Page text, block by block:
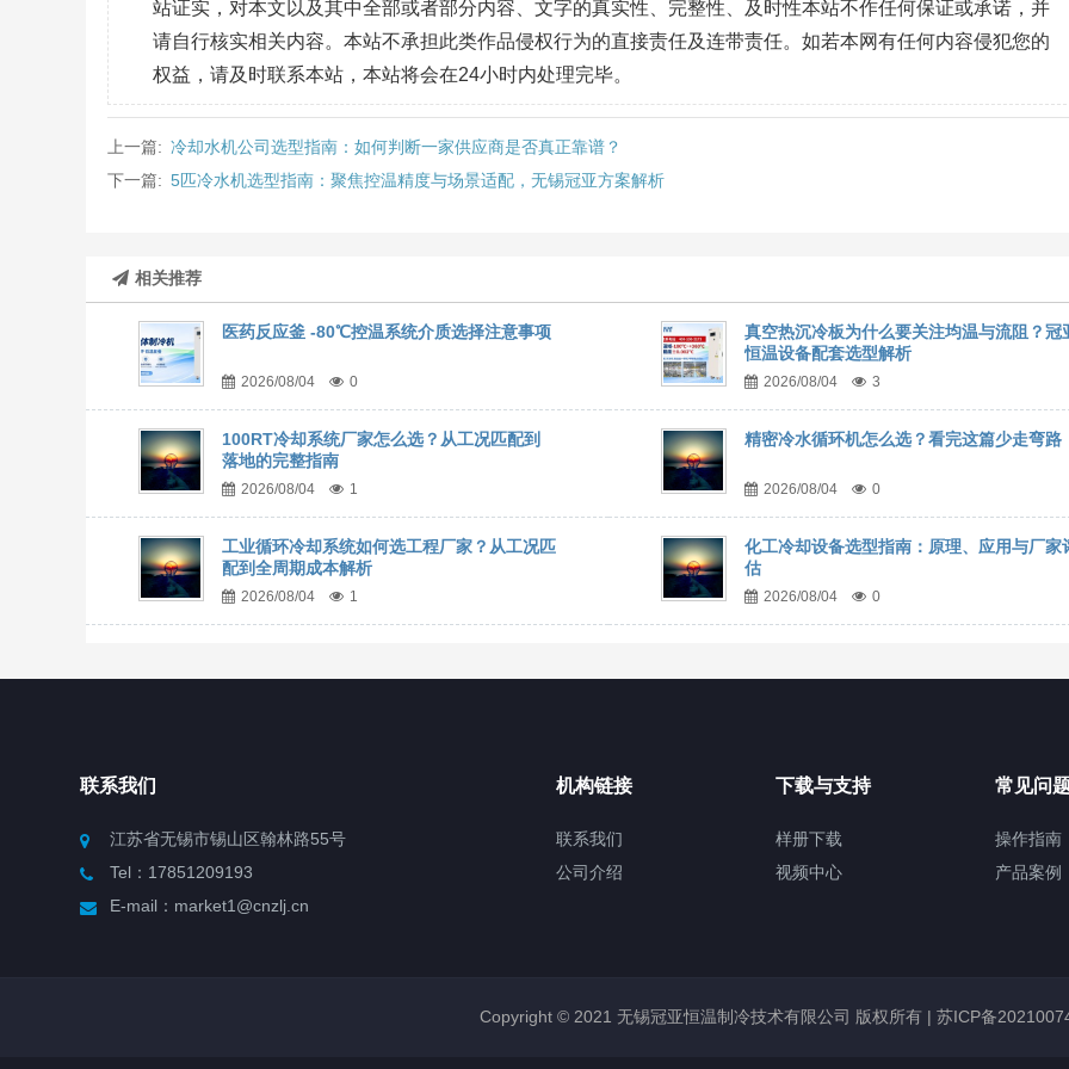
站证实，对本文以及其中全部或者部分内容、文字的真实性、完整性、及时性本站不作任何保证或承诺，并
请自行核实相关内容。本站不承担此类作品侵权行为的直接责任及连带责任。如若本网有任何内容侵犯您的
权益，请及时联系本站，本站将会在24小时内处理完毕。
上一篇: 冷却水机公司选型指南：如何判断一家供应商是否真正靠谱？
下一篇: 5匹冷水机选型指南：聚焦控温精度与场景适配，无锡冠亚方案解析
相关推荐
医药反应釜 -80℃控温系统介质选择注意事项
2026/08/04 0
真空热沉冷板为什么要关注均温与流阻？冠
恒温设备配套选型解析
2026/08/04 3
100RT冷却系统厂家怎么选？从工况匹配到
落地的完整指南
2026/08/04 1
精密冷水循环机怎么选？看完这篇少走弯路
2026/08/04 0
工业循环冷却系统如何选工程厂家？从工况匹
配到全周期成本解析
2026/08/04 1
化工冷却设备选型指南：原理、应用与厂家
估
2026/08/04 0
联系我们
江苏省无锡市锡山区翰林路55号
Tel：17851209193
E-mail：market1@cnzlj.cn
机构链接
联系我们
公司介绍
下载与支持
样册下载
视频中心
常见问
操作指南
产品案例
Copyright © 2021 无锡冠亚恒温制冷技术有限公司 版权所有 | 苏ICP备